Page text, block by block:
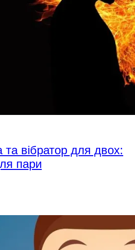
вібратор для двох:
пари